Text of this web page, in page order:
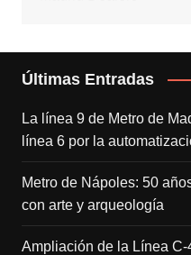
Últimas Entradas
La línea 9 de Metro de
línea 6 por la
Metro de Nápoles: 50
con arte y arqueología
Ampliación de la Línea C-